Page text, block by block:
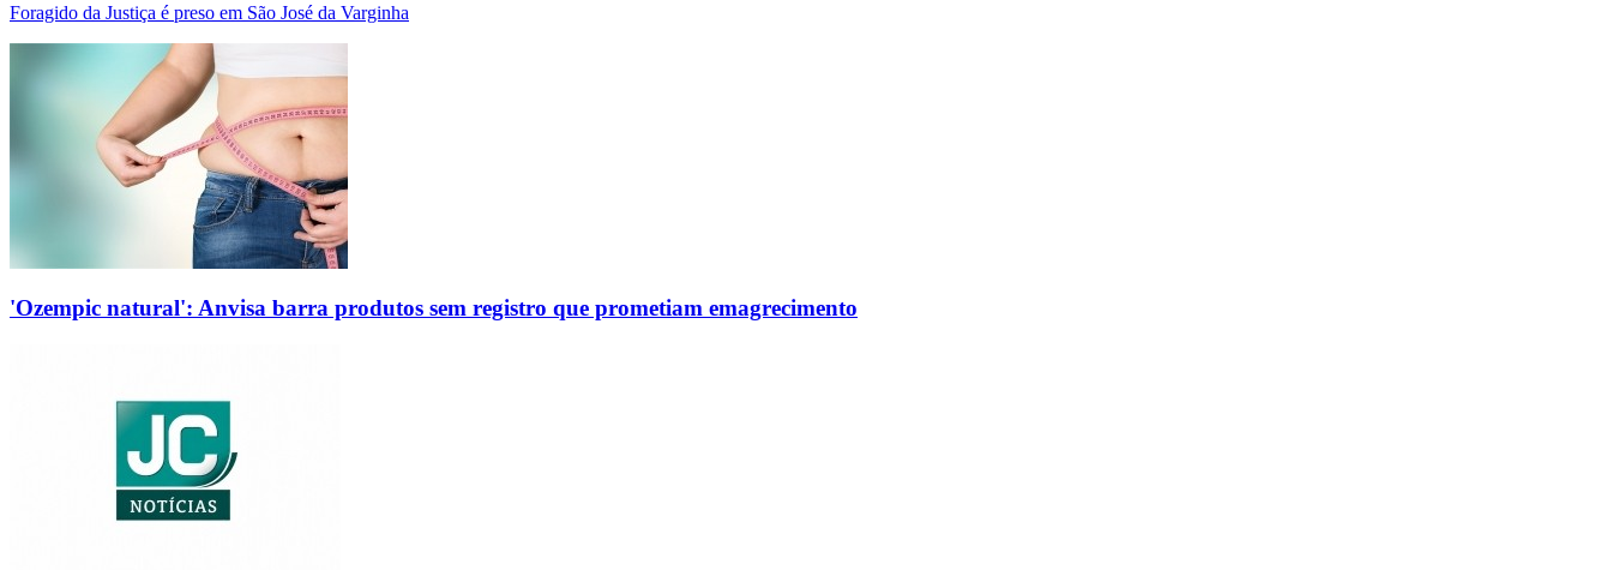
Foragido da Justiça é preso em São José da Varginha
'Ozempic natural': Anvisa barra produtos sem registro que prometiam emagrecimento